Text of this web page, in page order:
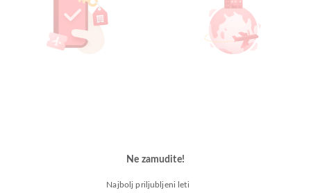
Ne zamudite!
Najbolj priljubljeni leti